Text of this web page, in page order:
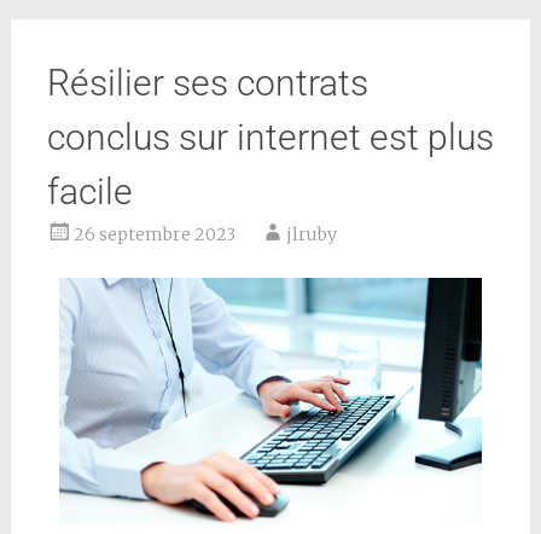
Résilier ses contrats
conclus sur internet est plus
facile
26 septembre 2023 jlruby